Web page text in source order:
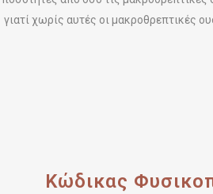
γιατί χωρίς αυτές οι μακροθρεπτικές
Κώδικας